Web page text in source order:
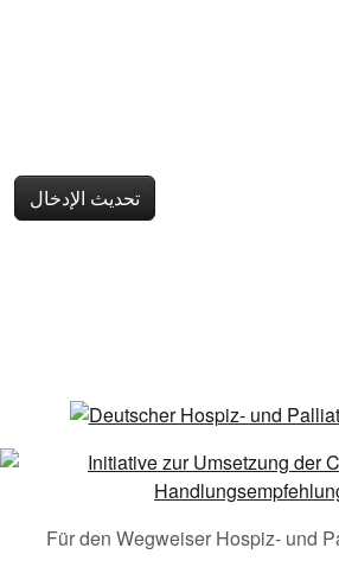
تحديث الإدخال
Für den Wegweiser Hospiz- und